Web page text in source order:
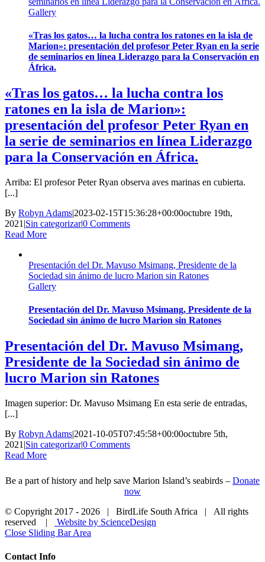
Gallery
«Tras los gatos… la lucha contra los ratones en la isla de
Marion»: presentación del profesor Peter Ryan en la serie
de seminarios en línea Liderazgo para la Conservación en
África.
«Tras los gatos… la lucha contra los
ratones en la isla de Marion»:
presentación del profesor Peter Ryan en
la serie de seminarios en línea Liderazgo
para la Conservación en África.
Arriba: El profesor Peter Ryan observa aves marinas en cubierta.
[...]
By Robyn Adams|2023-02-15T15:36:28+00:00octubre 19th,
2021 |Sin categorizar|0 Comments
Read More
Presentación del Dr. Mavuso Msimang, Presidente de la
Sociedad sin ánimo de lucro Marion sin Ratones
Gallery
Presentación del Dr. Mavuso Msimang, Presidente de la
Sociedad sin ánimo de lucro Marion sin Ratones
Presentación del Dr. Mavuso Msimang,
Presidente de la Sociedad sin ánimo de
lucro Marion sin Ratones
Imagen superior: Dr. Mavuso Msimang En esta serie de entradas,
[...]
By Robyn Adams|2021-10-05T07:45:58+00:00octubre 5th,
2021 |Sin categorizar|0 Comments
Read More
Be a part of history and help save Marion Island’s seabirds – Donate
now
© Copyright 2017 - 2026 | BirdLife South Africa | All rights
reserved |
Website by ScienceDesign
Close Sliding Bar Area
Contact Info